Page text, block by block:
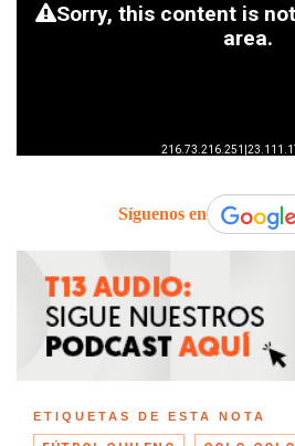
Síguenos en
ETIQUETAS DE ESTA NOTA